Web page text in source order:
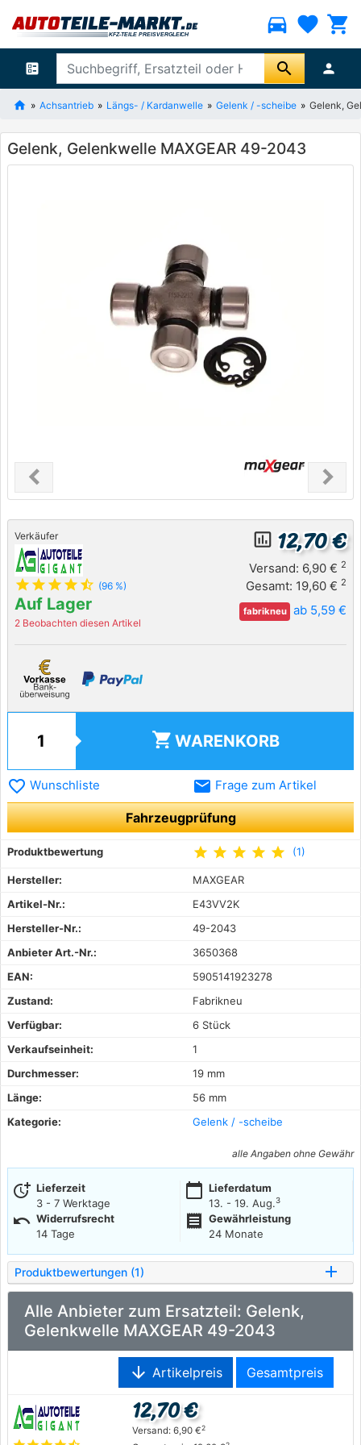
directions_car favorite shopping_cart
ballot search person
Achsantrieb Längs- / Kardanwelle Gelenk / -scheibe Gelenk,
Gelenk, Gelenkwelle MAXGEAR 49-2043
chevron_leftPrevious chevron_right
Next
Verkäufer
star star star star star_half (96 %)
Auf Lager
2 Beobachten diesen Artikel
insert_chart_outlined 12,70 €
Versand: 6,90 € 2
Gesamt: 19,60 € 2
fabrikneu ab 5,59 €
shopping_cart WARENKORB
favorite_border Wunschliste email Frage zum Artikel
Fahrzeugprüfung
Produktbewertung star star star star star (1)
Hersteller:
MAXGEAR
Artikel-Nr.:
E43VV2K
Hersteller-Nr.:
49-2043
Anbieter Art.-Nr.:
3650368
EAN:
5905141923278
Zustand:
Fabrikneu
Verfügbar:
6 Stück
Verkaufseinheit:
1
Durchmesser:
19 mm
Länge:
56 mm
Kategorie:
Gelenk / -scheibe
alle Angaben ohne Gewähr
more_time Lieferzeit
3 - 7 Werktage
calendar_today Lieferdatum
13. - 19. Aug.3
undo Widerrufsrecht
14 Tage
receipt
Gewährleistung
24 Monate
Produktbewertungen (1)
Alle Anbieter zum Ersatzteil: Gelenk,
Gelenkwelle MAXGEAR 49-2043
arrow_downward Artikelpreis Gesamtpreis
12,70 €
Versand: 6,90 €2